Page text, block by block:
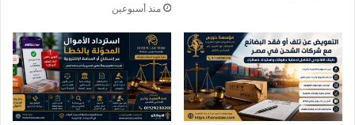
منذ أسبوعين